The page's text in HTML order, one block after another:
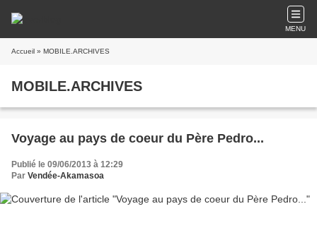
MENU
Accueil » MOBILE.ARCHIVES
MOBILE.ARCHIVES
Voyage au pays de coeur du Père Pedro...
Publié le 09/06/2013 à 12:29
Par Vendée-Akamasoa